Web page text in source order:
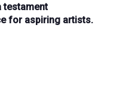
testament
for aspiring artists.